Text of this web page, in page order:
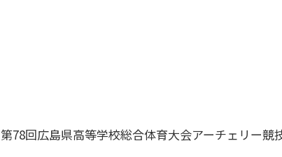
第78回広島県高等学校総合体育大会アーチェリー競